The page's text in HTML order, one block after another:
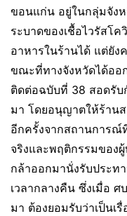
ขอนแก่น อยู่ในกลุ่มจัง
ระบาดของเชื้อไวรัสโ
อาหารในร้านได้ แต่ยัง
ขณะที่ทางจังหวัดได้อ
ติดต่อฉบับที่ 38 สอดรับ
มา โดยอนุญาตให้ร้าน
อีกครั้งจากสถานการณ์
จริงและพฤติกรรมของ
กล้าออกมานั่งรับประท
เวลากลางคืน ซึ่งเมื่อ
มา ต้องยอมรับว่าเป็นเ